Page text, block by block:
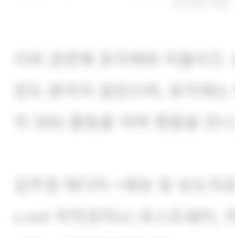
이와 관련해 유지애와 러블리즈
장도 밝히지 않았으며, 유지애
히 SNS 활동을 하며 팬들을 만나
김주영 에디터 <제보 및 보도
s.net 저작권자(c) 포스트쉐어,